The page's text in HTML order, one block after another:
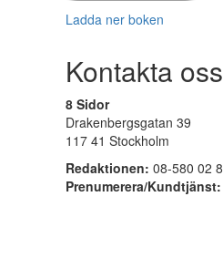
Ladda ner boken
Kontakta oss
8 Sidor
Drakenbergsgatan 39
117 41 Stockholm
Redaktionen: 08-580 02
Prenumerera/Kundtjänst: